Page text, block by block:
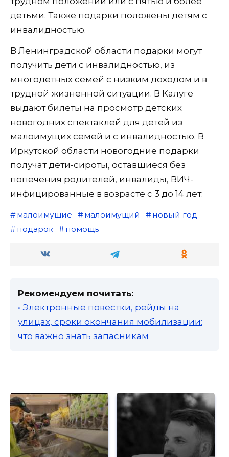
детьми. Также подарки положены детям с
инвалидностью.
В Ленинградской области подарки могут
получить дети с инвалидностью, из
многодетных семей с низким доходом и в
трудной жизненной ситуации. В Калуге
выдают билеты на просмотр детских
новогодних спектаклей для детей из
малоимущих семей и с инвалидностью. В
Иркутской области новогодние подарки
получат дети-сироты, оставшиеся без
попечения родителей, инвалиды, ВИЧ-
инфицированные в возрасте с 3 до 14 лет.
малоимущие малоимущий
новый год
подарок
помощь
Рекомендуем почитать:
• Электронные повестки, рейды на
улицах, сроки окончания мобилизации:
что важно знать запасникам